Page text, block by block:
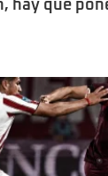
hay que